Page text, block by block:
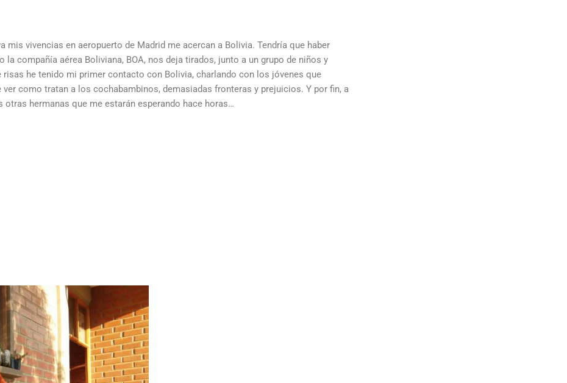
vivencias en aeropuerto de Madrid me acercan a Bolivia. Tendría que haber
la compañía aérea Boliviana, BOA, nos deja tirados, junto a un grupo de niños y
he tenido mi primer contacto con Bolivia, charlando con los jóvenes que
como tratan a los cochabambinos, demasiadas fronteras y prejuicios. Y por fin, a
otras hermanas que me estarán esperando hace horas…